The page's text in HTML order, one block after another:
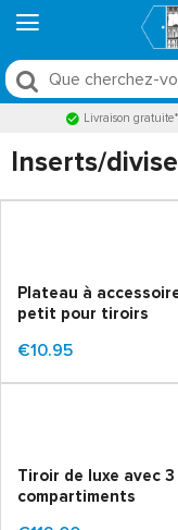
Livraison gratuite*
Inserts/
Plateau à
petit pour tiroirs
€10.95
Tiroir de luxe avec 3
compartiments